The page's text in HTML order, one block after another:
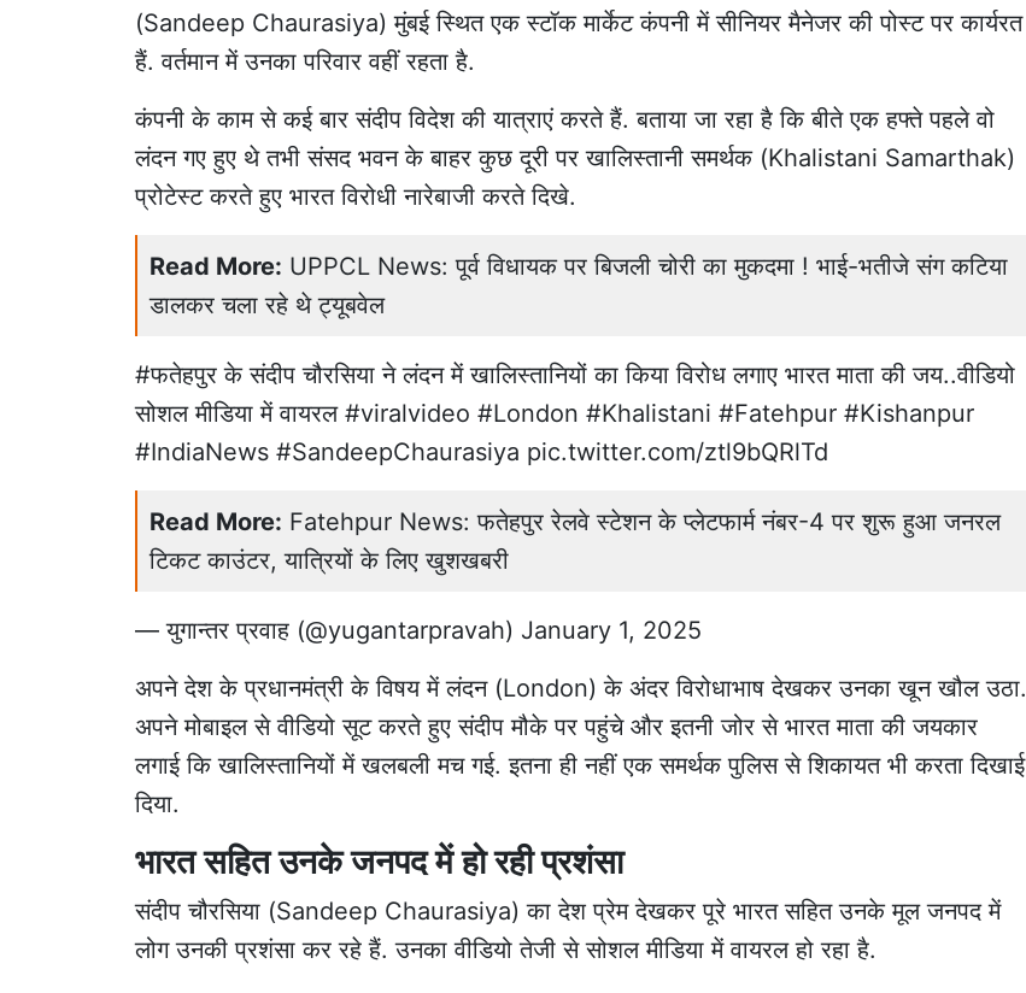
(Sandeep Chaurasiya) मुंबई स्थित एक स्टॉक मार्केट कंपनी में सीनियर मैनेजर की पोस्ट पर कार्यरत
हैं. वर्तमान में उनका परिवार वहीं रहता है.
कंपनी के काम से कई बार संदीप विदेश की यात्राएं करते हैं. बताया जा रहा है कि बीते एक हफ्ते पहले वो
लंदन गए हुए थे तभी संसद भवन के बाहर कुछ दूरी पर खालिस्तानी समर्थक (Khalistani Samarthak)
प्रोटेस्ट करते हुए भारत विरोधी नारेबाजी करते दिखे.
Read More: UPPCL News: पूर्व विधायक पर बिजली चोरी का मुकदमा ! भाई-भतीजे संग कटिया
डालकर चला रहे थे ट्यूबवेल
#फतेहपुर के संदीप चौरसिया ने लंदन में खालिस्तानियों का किया विरोध लगाए भारत माता की जय..वीडियो
सोशल मीडिया में वायरल #viralvideo #London #Khalistani #Fatehpur #Kishanpur
#IndiaNews #SandeepChaurasiya pic.twitter.com/ztl9bQRlTd
Read More: Fatehpur News: फतेहपुर रेलवे स्टेशन के प्लेटफार्म नंबर-4 पर शुरू हुआ जनरल
टिकट काउंटर, यात्रियों के लिए खुशखबरी
— युगान्तर प्रवाह (@yugantarpravah) January 1, 2025
अपने देश के प्रधानमंत्री के विषय में लंदन (London) के अंदर विरोधाभाष देखकर उनका खून खौल उठा.
अपने मोबाइल से वीडियो सूट करते हुए संदीप मौके पर पहुंचे और इतनी जोर से भारत माता की जयकार
लगाई कि खालिस्तानियों में खलबली मच गई. इतना ही नहीं एक समर्थक पुलिस से शिकायत भी करता दिखाई
दिया.
भारत सहित उनके जनपद में हो रही प्रशंसा
संदीप चौरसिया (Sandeep Chaurasiya) का देश प्रेम देखकर पूरे भारत सहित उनके मूल जनपद में
लोग उनकी प्रशंसा कर रहे हैं. उनका वीडियो तेजी से सोशल मीडिया में वायरल हो रहा है.